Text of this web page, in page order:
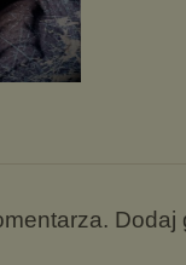
Dodaj